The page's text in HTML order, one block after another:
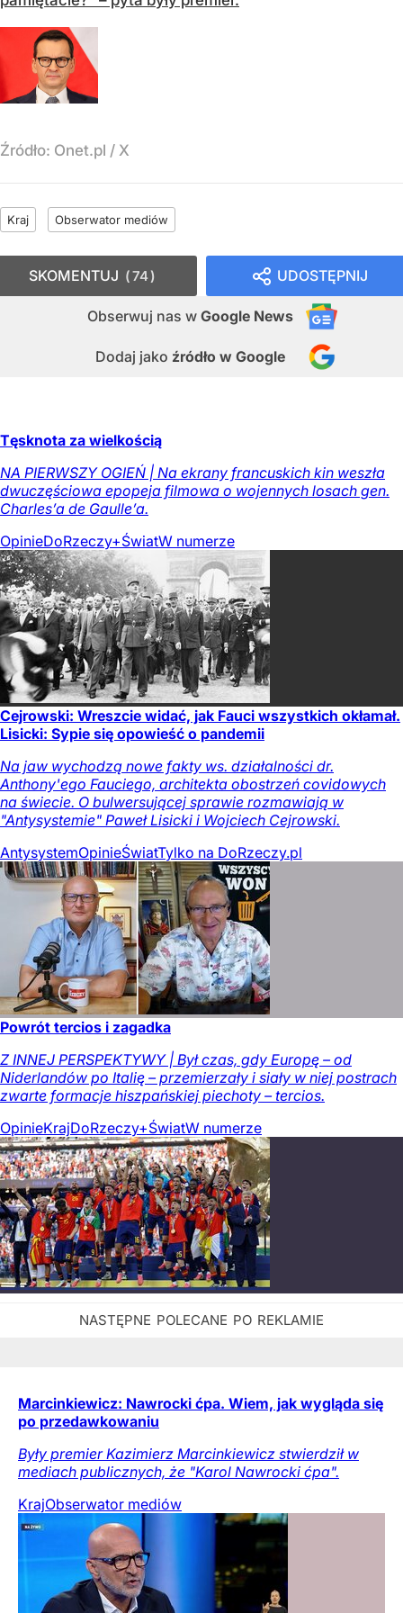
Źródło: Onet.pl / X
Kraj Obserwator mediów
UDOSTĘPNIJ
Obserwuj nas w Google News
Dodaj jako źródło w Google
SKOMENTUJ 74
Tęsknota za wielkością
NA PIERWSZY OGIEŃ | Na ekrany francuskich kin weszła
dwuczęściowa epopeja filmowa o wojennych losach gen.
Charles’a de Gaulle’a.
OpinieDoRzeczy+ŚwiatW numerze
Cejrowski: Wreszcie widać, jak Fauci wszystkich okłamał.
Lisicki: Sypie się opowieść o pandemii
Na jaw wychodzą nowe fakty ws. działalności dr.
Anthony'ego Fauciego, architekta obostrzeń covidowych
na świecie. O bulwersującej sprawie rozmawiają w
"Antysystemie" Paweł Lisicki i Wojciech Cejrowski.
AntysystemOpinieŚwiatTylko na DoRzeczy.pl
Powrót tercios i zagadka
Z INNEJ PERSPEKTYWY | Był czas, gdy Europę – od
Niderlandów po Italię – przemierzały i siały w niej postrach
zwarte formacje hiszpańskiej piechoty – tercios.
OpinieKrajDoRzeczy+ŚwiatW numerze
Marcinkiewicz: Nawrocki ćpa. Wiem, jak wygląda się
po przedawkowaniu
Były premier Kazimierz Marcinkiewicz stwierdził w
mediach publicznych, że "Karol Nawrocki ćpa".
KrajObserwator mediów